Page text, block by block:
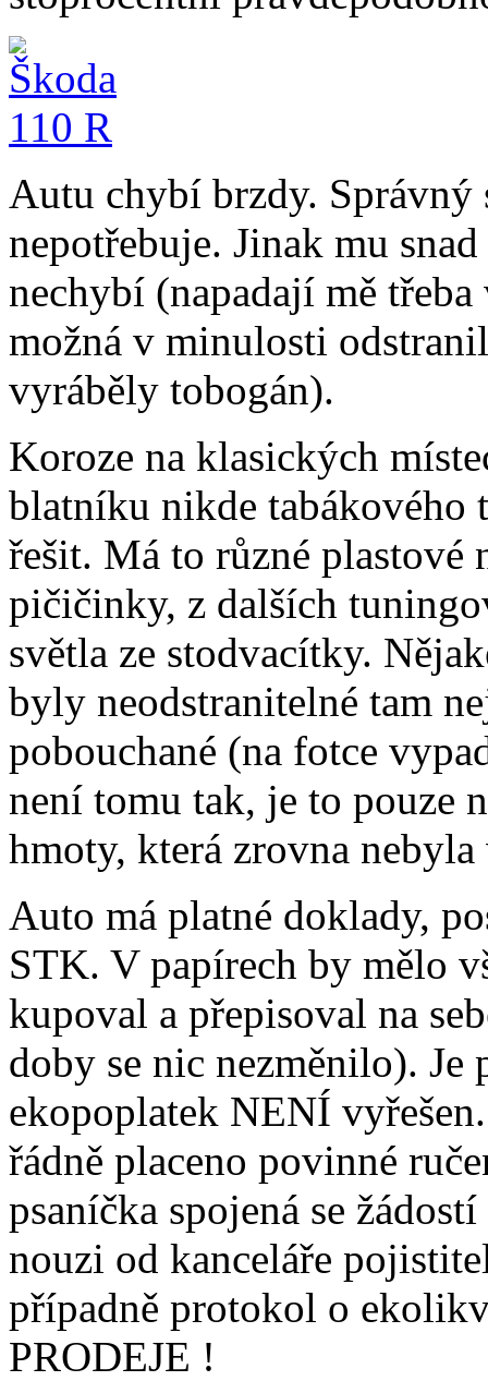
Autu chybí brzdy. Správný
nepotřebuje. Jinak mu
nechybí (napadají mě
možná v minulosti
vyráběly tobogán).
Koroze na klasických
blatníku nikde tabákového
řešit. Má to různé plastové
pičičinky, z dalších
světla ze stodvacítky.
byly neodstranitelné tam
pobouchané (na fotce
není tomu tak, je to pouze
hmoty, která zrovna
Auto má platné doklady,
STK. V papírech by mělo
kupoval a přepisoval na
doby se nic nezměnilo). Je
ekopoplatek NENÍ
řádně placeno povinné
psaníčka spojená se
nouzi od kanceláře
případně protokol o
PRODEJE !